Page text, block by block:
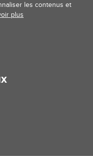
les contenus et
plus